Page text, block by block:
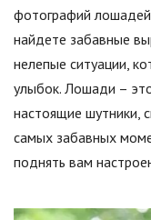
фотографий
найдете забавные
нелепые ситуации,
улыбок. Лошади –
настоящие шутники,
самых забавных
поднять вам